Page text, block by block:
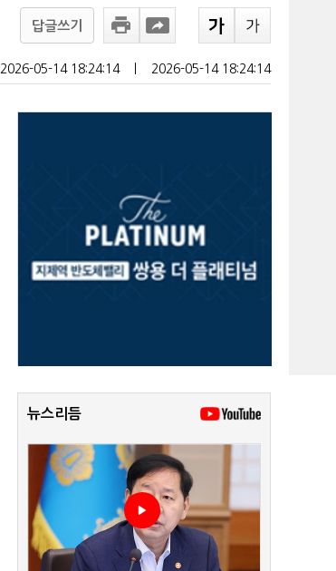
답글쓰기
2026-05-14 18:24:14 2026-05-14 18:24:14
뉴스리듬